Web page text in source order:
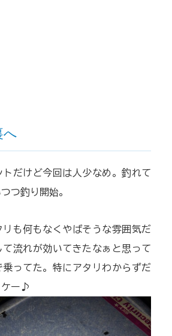
へ
だけど今回は人少なめ。釣れて
つ釣り開始。
も何もなくやばそうな雰囲気だ
て流れが効いてきたなぁと思って
乗ってた。特にアタリわからずだ
ケー♪